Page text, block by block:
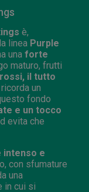
è,
linea Purple
una forte
maturo, frutti
il tutto
un
fondo
e un tocco
evita che
intenso e
con sfumature
una
in cui si